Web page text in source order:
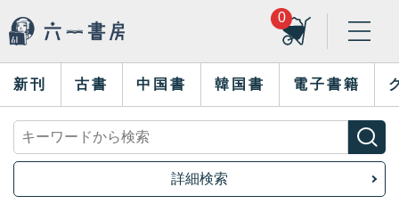
0
新刊 古書 中国書 韓国書 電子書籍
詳細検索